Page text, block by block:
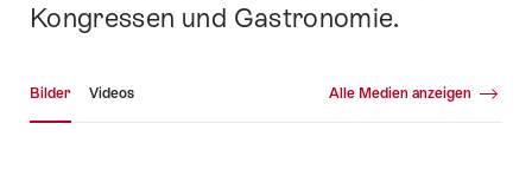
Kongressen und Gastronomie.
Bilder Videos Alle Medien anzeigen